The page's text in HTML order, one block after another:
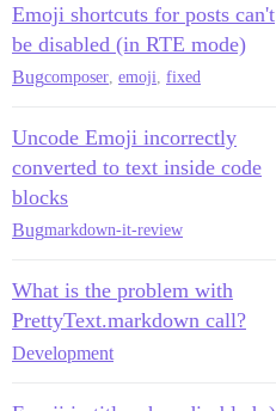
Emoji shortcuts for posts can't
be disabled (in RTE mode)
Bugcomposer, emoji, fixed
Uncode Emoji incorrectly
converted to text inside code
blocks
Bugmarkdown-it-review
What is the problem with
PrettyText.markdown call?
Development